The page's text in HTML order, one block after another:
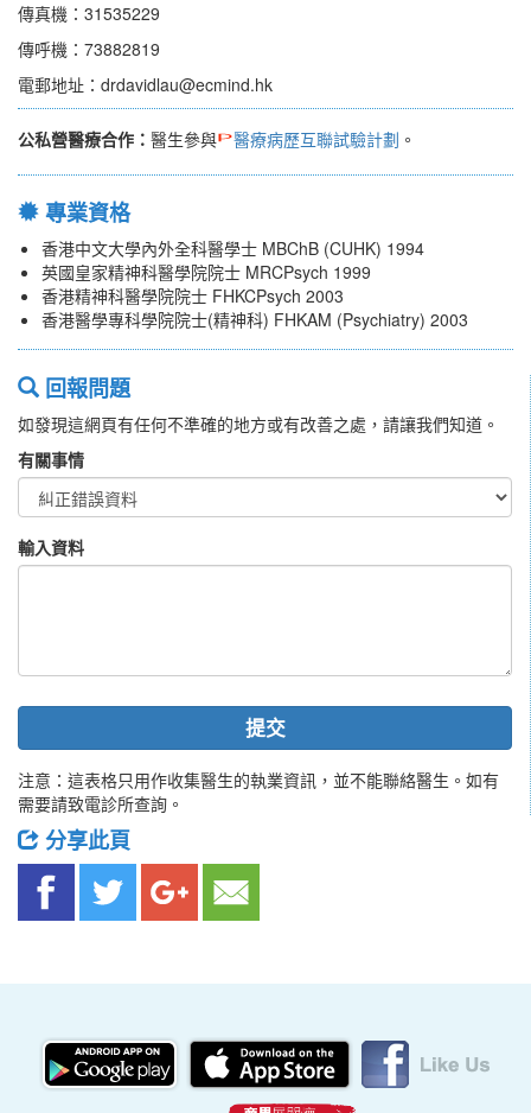
傳真機：31535229
傳呼機：73882819
電郵地址：drdavidlau@ecmind.hk
公私營醫療合作： 醫生參與 醫療病歷互聯試驗計劃 。
專業資格
香港中文大學內外全科醫學士 MBChB (CUHK) 1994
英國皇家精神科醫學院院士 MRCPsych 1999
香港精神科醫學院院士 FHKCPsych 2003
香港醫學專科學院院士(精神科) FHKAM (Psychiatry) 2003
回報問題
如發現這網頁有任何不準確的地方或有改善之處，請讓我們知道。
有關事情
輸入資料
提交
注意：這表格只用作收集醫生的執業資訊，並不能聯絡醫生。如有
需要請致電診所查詢。
分享此頁